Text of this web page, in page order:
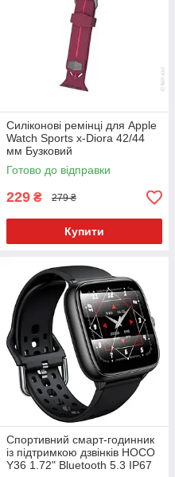
Силіконові ремінці для Apple
Watch Sports x-Diora 42/44
мм Бузковий
Готово до відправки
229 ₴ 279 ₴
Купити
Спортивний смарт-годинник
із підтримкою дзвінків HOCO
Y36 1.72" Bluetooth 5.3 IP67